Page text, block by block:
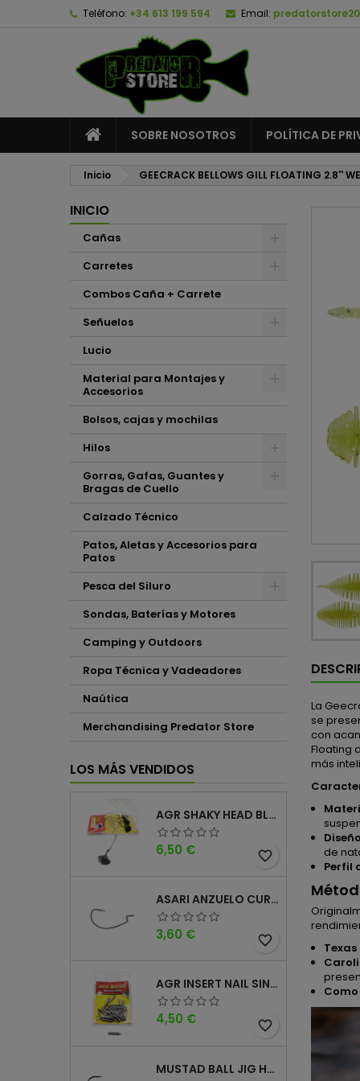
Teléfono: +34 613 199 594 Email:
SOBRE NOSOTROS POLÍTICA DE
Inicio GEECRACK BELLOWS GILL FLOATING 2.8''
INICIO
Cañas
Carretes
Combos Caña + Carrete
Señuelos
Lucio
Material para Montajes y
Accesorios
Bolsos, cajas y mochilas
Hilos
Gorras, Gafas, Guantes y
Bragas de Cuello
Calzado Técnico
Patos, Aletas y Accesorios para
Patos
Pesca del Siluro
Sondas, Baterías y Motores
Camping y Outdoors
Ropa Técnica y Vadeadores
Naútica
Merchandising Predator Store
LOS MÁS VENDIDOS
AGR SHAKY HEAD BLACK 4PK
Precio
6,50 € favorite_border
ASARI ANZUELO CURVO CAROLINA WORM
Precio
3,60 € favorite_border
AGR INSERT NAIL SINKER
Precio
4,50 € favorite_border
MUSTAD BALL JIG HEAD KEEPER
La
se
con
Floating
más
de
Perfil